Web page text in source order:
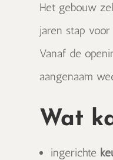
Het gebouw
jaren stap
Vanaf de
aangenaam
Wat
ingerichte